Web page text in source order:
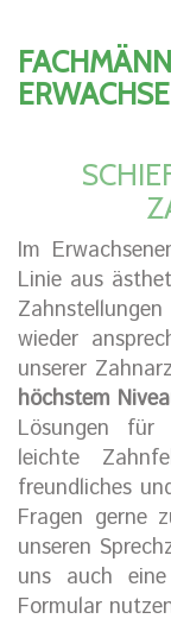
Im
Linie aus
wieder
unserer
höchstem
Lösungen
leichte
freundliches
Fragen gerne
unseren
uns auch
Formular